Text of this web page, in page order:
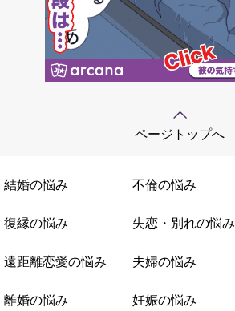
ページトップへ
結婚の悩み 不倫の悩み
復縁の悩み 失恋・別れの悩み
遠距離恋愛の悩み 夫婦の悩み
離婚の悩み 妊娠の悩み